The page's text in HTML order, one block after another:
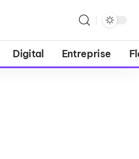
Digital Entreprise